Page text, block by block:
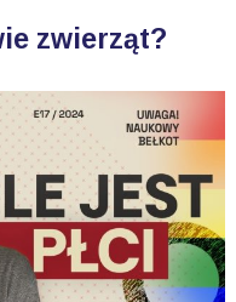
zwierząt?